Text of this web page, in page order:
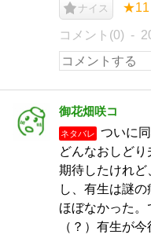
ナイス ★11
コメント(0)
御花畑咲コ
ネタバレ
ついに
どんなおしど
期待したけれど
し、有生は謎
ほぼなかった
（？）有生が